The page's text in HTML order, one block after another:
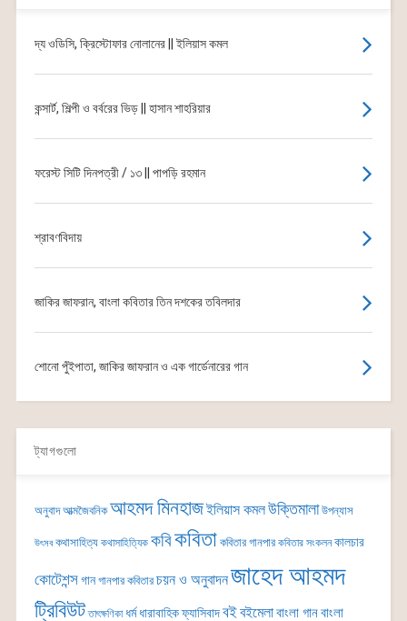
দ্য ওডিসি, ক্রিস্টোফার নোলানের || ইলিয়াস কমল
কন্সার্ট, শিল্পী ও বর্বরের ভিড় || হাসান শাহরিয়ার
ফরেস্ট সিটি দিনপত্রী / ১৩ || পাপড়ি রহমান
শ্রাবণবিদায়
জাকির জাফরান, বাংলা কবিতার তিন দশকের তবিলদার
শোনো পুঁইপাতা, জাকির জাফরান ও এক গার্ডেনারের গান
ট্যাগগুলো
অনুবাদ আত্মজৈবনিক আহমদ মিনহাজইলিয়াস কমলউক্তিমালা উপন্যাস
উৎসব কথাসাহিত্য কথাসাহিত্যিক কবিকবিতা কবিতার গানপার কবিতার সংকলন কালচার
কোটেশন্সগান গানপার কবিতার চয়ন ও অনুবাদনজাহেদ আহমদ
ট্রিবিউট তাৎক্ষণিকা ধর্ম ধারাবাহিকফ্যাসিবাদবইবইমেলাবাংলা গানবাংলা